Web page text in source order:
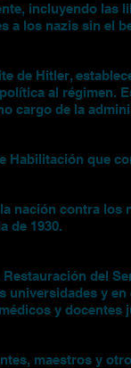
incluyendo las
a los nazis sin el
de Hitler,
al régimen.
cargo de la
Habilitación que
nación contra
de 1930.
del
y
y docentes
maestros y